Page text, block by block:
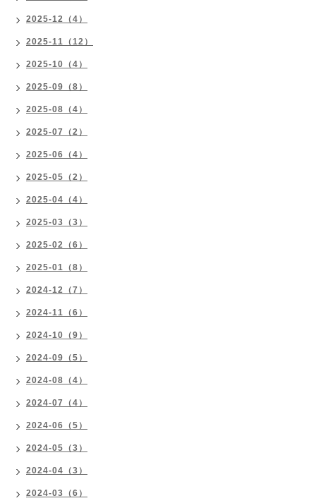
2025-12（4）
2025-11（12）
2025-10（4）
2025-09（8）
2025-08（4）
2025-07（2）
2025-06（4）
2025-05（2）
2025-04（4）
2025-03（3）
2025-02（6）
2025-01（8）
2024-12（7）
2024-11（6）
2024-10（9）
2024-09（5）
2024-08（4）
2024-07（4）
2024-06（5）
2024-05（3）
2024-04（3）
2024-03（6）